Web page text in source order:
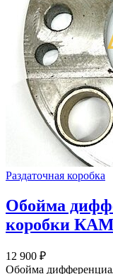
Раздаточная коробка
Обойма
коробки
12 900 ₽
Обойма